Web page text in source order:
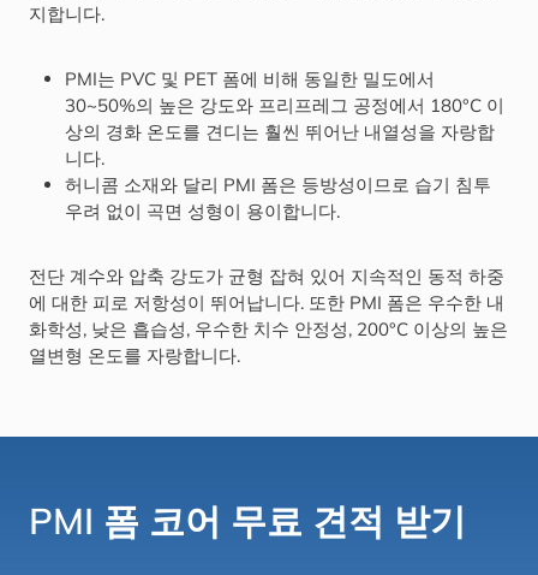
지합니다.
PMI는 PVC 및 PET 폼에 비해 동일한 밀도에서
30~50%의 높은 강도와 프리프레그 공정에서 180°C 이
상의 경화 온도를 견디는 훨씬 뛰어난 내열성을 자랑합
니다.
허니콤 소재와 달리 PMI 폼은 등방성이므로 습기 침투
우려 없이 곡면 성형이 용이합니다.
전단 계수와 압축 강도가 균형 잡혀 있어 지속적인 동적 하중
에 대한 피로 저항성이 뛰어납니다. 또한 PMI 폼은 우수한 내
화학성, 낮은 흡습성, 우수한 치수 안정성, 200°C 이상의 높은
열변형 온도를 자랑합니다.
PMI 폼 코어 무료 견적 받기